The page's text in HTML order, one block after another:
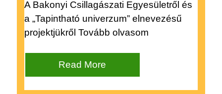
A Bakonyi Csillagászati Egyesületről és
a „Tapintható univerzum” elnevezésű
projektjükről Tovább olvasom
Read More